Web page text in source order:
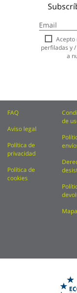
a
nuestro
boletín
de
Acepto
perfiladas y
a
FAQ
Aviso legal
Política de
privacidad
Política de
cookies
de